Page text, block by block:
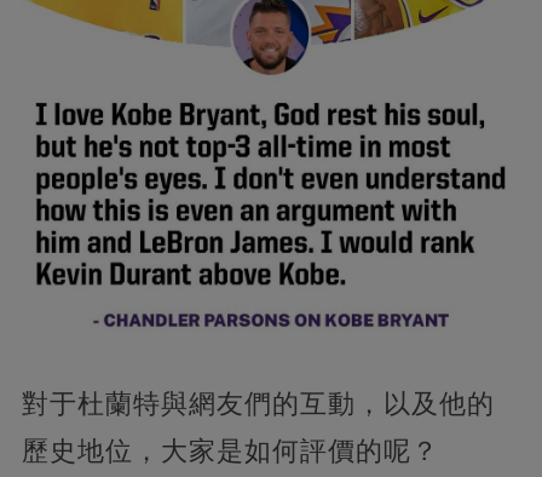
對于杜蘭特與網友們的互動，以及他的
歷史地位，大家是如何評價的呢？